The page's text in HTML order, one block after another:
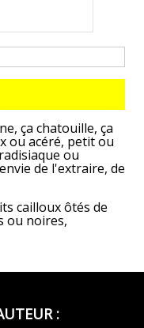
ça chatouille, ça
ou acéré, petit ou
ou
de l'extraire, de
cailloux ôtés de
ou noires,
: